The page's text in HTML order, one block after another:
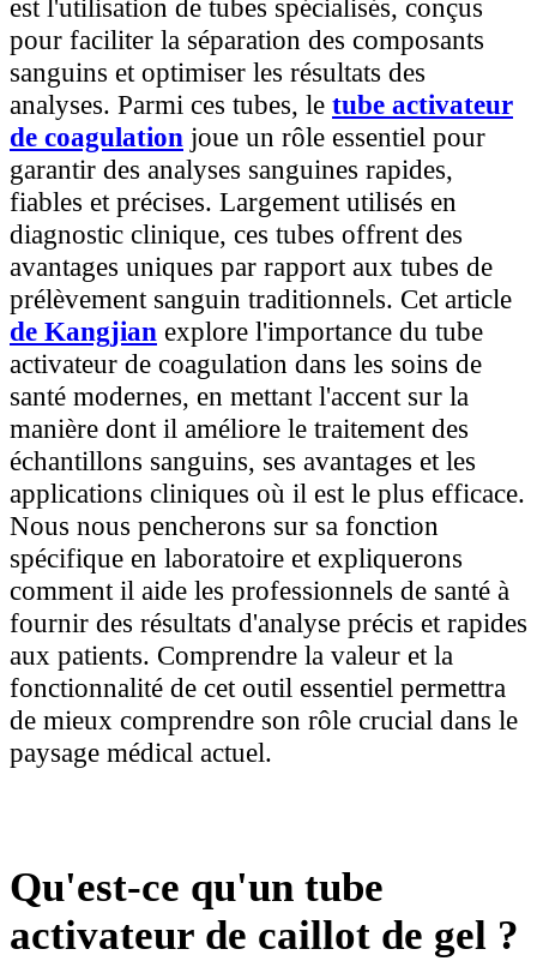
est l'utilisation de tubes spécialisés, conçus
pour faciliter la séparation des composants
sanguins et optimiser les résultats des
analyses. Parmi ces tubes, le tube activateur
de coagulation joue un rôle essentiel pour
garantir des analyses sanguines rapides,
fiables et précises. Largement utilisés en
diagnostic clinique, ces tubes offrent des
avantages uniques par rapport aux tubes de
prélèvement sanguin traditionnels. Cet article
de Kangjian explore l'importance du tube
activateur de coagulation dans les soins de
santé modernes, en mettant l'accent sur la
manière dont il améliore le traitement des
échantillons sanguins, ses avantages et les
applications cliniques où il est le plus efficace.
Nous nous pencherons sur sa fonction
spécifique en laboratoire et expliquerons
comment il aide les professionnels de santé à
fournir des résultats d'analyse précis et rapides
aux patients. Comprendre la valeur et la
fonctionnalité de cet outil essentiel permettra
de mieux comprendre son rôle crucial dans le
paysage médical actuel.
Qu'est-ce qu'un tube
activateur de caillot de gel ?